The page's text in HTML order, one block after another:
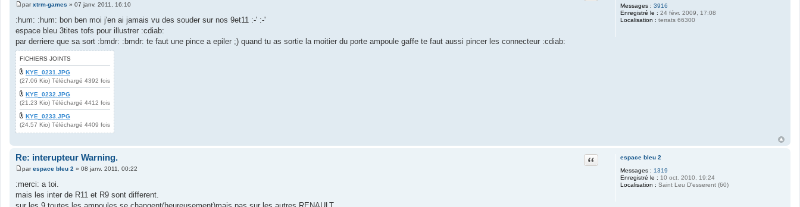
g
e
Messages : 3916
Enregistré le : 24 févr. 2009, 17:08
Localisation : terrats 66300
M
s
s
g
e
parxtrm-games » 07 janv. 2011, 16:10
:hum: :hum: bon ben moi j'en ai jamais vu des souder sur nos 9et11 :-' :-'
espace bleu 3tites tofs pour illustrer :cdiab:
par derriere que sa sort :bmdr: :bmdr: te faut une pince a epiler ;) quand tu as sortie la moitier du porte ampoule gaffe te faut aussi pincer les connecteur :cdiab:
FICHIERS JOINTS
KYE_0231.JPG
(27.06 Kio) Téléchargé 4392 fois
KYE_0232.JPG
(21.23 Kio) Téléchargé 4412 fois
KYE_0233.JPG
(24.57 Kio) Téléchargé 4409 fois
espace bleu 2
Messages : 1319
Enregistré le : 10 oct. 2010, 19:24
Localisation : Saint Leu D'esserent (60)
Re: interupteur Warning. Citation
M
s
s
parespace bleu 2 » 08 janv. 2011, 00:22
:merci: a toi.
mais les inter de R11 et R9 sont different.